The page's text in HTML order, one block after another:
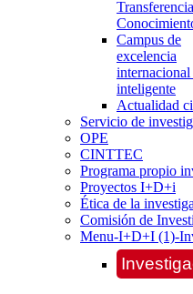
Campus de
excelencia
internacional
inteligente
Actualidad
Servicio de
OPE
CINTTEC
Programa propio
Proyectos I+D+i
Ética de la
Comisión de
Menu-I+D+I (1)-